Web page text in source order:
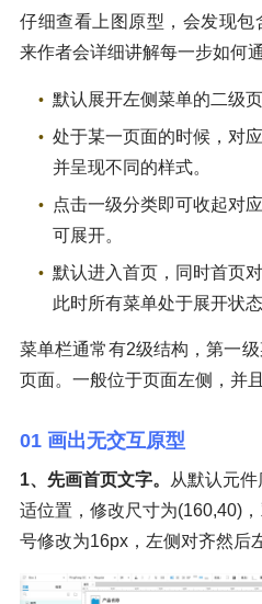
仔细查看上图原型，会发现
来作者会详细讲解每一步如何
默认展开左侧菜单的二级
处于某一页面的时候，对
并呈现不同的样式。
点击一级分类即可收起对
可展开。
默认进入首页，同时首页
此时所有菜单处于展开状态
菜单栏通常有2级结构，第一
页面。一般位于页面左侧，并
01 画出无交互原型
1、先画首页文字。
从默认元件
适位置，修改尺寸为(160,40)
号修改为16px，左侧对齐然后